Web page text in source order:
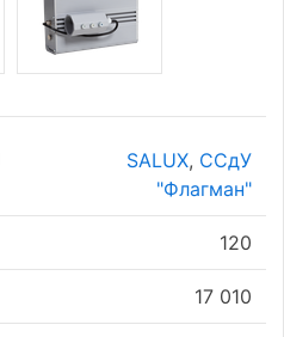
SALUX, ССдУ
"Флагман"
120
17 010